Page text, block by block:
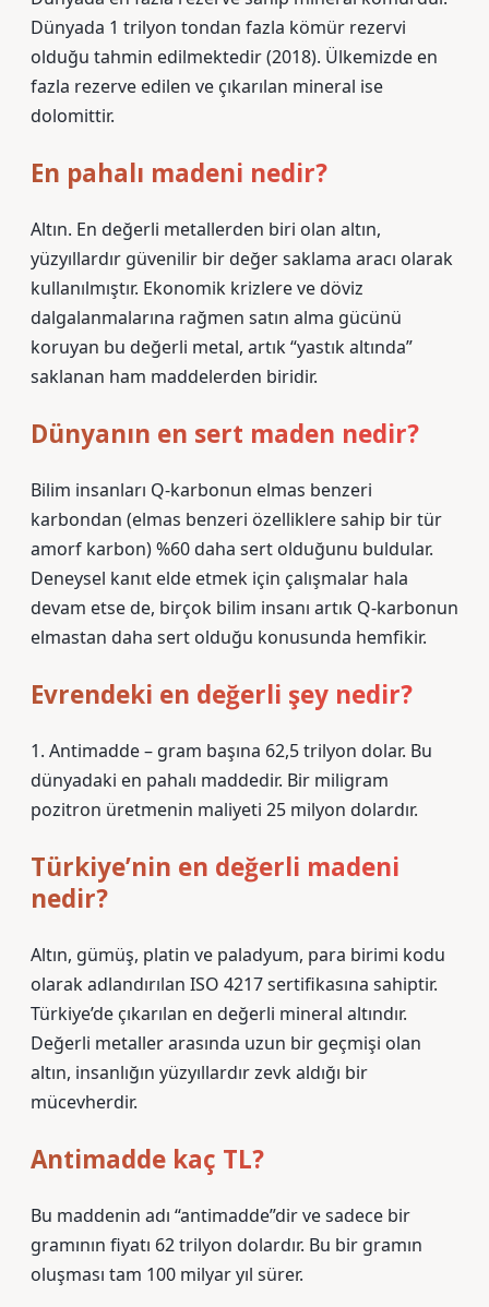
Dünyada 1 trilyon tondan fazla kömür rezervi
olduğu tahmin edilmektedir (2018). Ülkemizde en
fazla rezerve edilen ve çıkarılan mineral ise
dolomittir.
En pahalı madeni nedir?
Altın. En değerli metallerden biri olan altın,
yüzyıllardır güvenilir bir değer saklama aracı olarak
kullanılmıştır. Ekonomik krizlere ve döviz
dalgalanmalarına rağmen satın alma gücünü
koruyan bu değerli metal, artık “yastık altında”
saklanan ham maddelerden biridir.
Dünyanın en sert maden nedir?
Bilim insanları Q-karbonun elmas benzeri
karbondan (elmas benzeri özelliklere sahip bir tür
amorf karbon) %60 daha sert olduğunu buldular.
Deneysel kanıt elde etmek için çalışmalar hala
devam etse de, birçok bilim insanı artık Q-karbonun
elmastan daha sert olduğu konusunda hemfikir.
Evrendeki en değerli şey nedir?
1. Antimadde – gram başına 62,5 trilyon dolar. Bu
dünyadaki en pahalı maddedir. Bir miligram
pozitron üretmenin maliyeti 25 milyon dolardır.
Türkiye’nin en değerli madeni
nedir?
Altın, gümüş, platin ve paladyum, para birimi kodu
olarak adlandırılan ISO 4217 sertifikasına sahiptir.
Türkiye’de çıkarılan en değerli mineral altındır.
Değerli metaller arasında uzun bir geçmişi olan
altın, insanlığın yüzyıllardır zevk aldığı bir
mücevherdir.
Antimadde kaç TL?
Bu maddenin adı “antimadde”dir ve sadece bir
gramının fiyatı 62 trilyon dolardır. Bu bir gramın
oluşması tam 100 milyar yıl sürer.